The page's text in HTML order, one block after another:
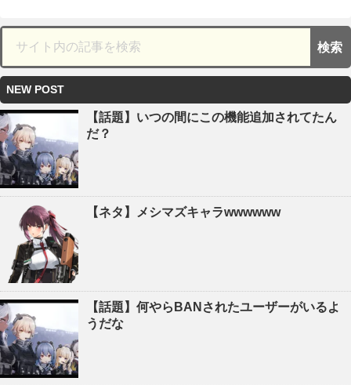
NEW POST
【話題】いつの間にこの機能追加されてたん
だ？
【ネタ】メシマズキャラwwwwww
【話題】何やらBANされたユーザーがいるよ
うだな